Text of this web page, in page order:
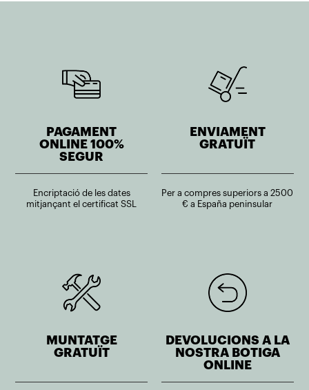
PAGAMENT
ONLINE 100%
SEGUR
Encriptació de les dates
mitjançant el certificat SSL
ENVIAMENT
GRATUÏT
Per a compres superiors a 2500
€ a España peninsular
MUNTATGE
GRATUÏT
DEVOLUCIONS A LA
NOSTRA BOTIGA
ONLINE